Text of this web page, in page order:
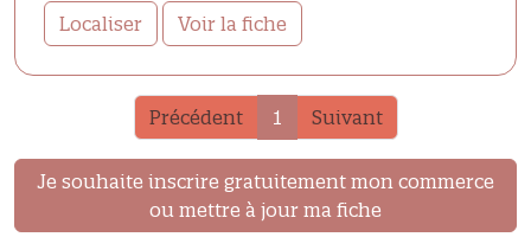
Localiser Voir la fiche
Précédent 1 Suivant
Je souhaite inscrire gratuitement mon commerce
ou mettre à jour ma fiche